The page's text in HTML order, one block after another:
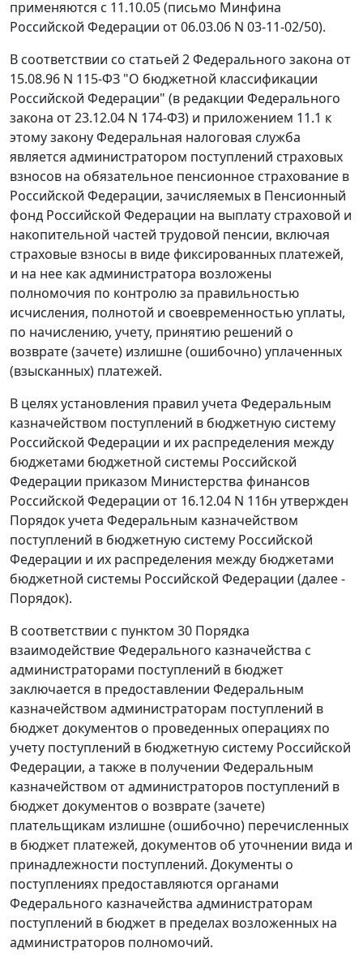
применяются с 11.10.05 (письмо Минфина
Российской Федерации от 06.03.06 N 03-11-02/50).
В соответствии со статьей 2Федерального закона от
15.08.96 N 115-ФЗ "О бюджетной классификации
Российской Федерации" (в редакции Федерального
закона от 23.12.04 N 174-ФЗ) и приложением 11.1 к
этому закону Федеральная налоговая служба
является администратором поступлений страховых
взносов на обязательное пенсионное страхование в
Российской Федерации, зачисляемых в Пенсионный
фонд Российской Федерации на выплату страховой и
накопительной частей трудовой пенсии, включая
страховые взносы в виде фиксированных платежей,
и на нее как администратора возложены
полномочия по контролю за правильностью
исчисления, полнотой и своевременностью уплаты,
по начислению, учету, принятию решений о
возврате (зачете) излишне (ошибочно) уплаченных
(взысканных) платежей.
В целях установления правил учета Федеральным
казначейством поступлений в бюджетную систему
Российской Федерации и их распределения между
бюджетами бюджетной системы Российской
Федерации приказом Министерства финансов
Российской Федерации от 16.12.04 N 116н утвержден
Порядокучета Федеральным казначейством
поступлений в бюджетную систему Российской
Федерации и их распределения между бюджетами
бюджетной системы Российской Федерации (далее -
Порядок).
В соответствии с пунктом 30 Порядка
взаимодействие Федерального казначейства с
администраторами поступлений в бюджет
заключается в предоставлении Федеральным
казначейством администраторам поступлений в
бюджет документов о проведенных операциях по
учету поступлений в бюджетную систему Российской
Федерации, а также в получении Федеральным
казначейством от администраторов поступлений в
бюджет документов о возврате (зачете)
плательщикам излишне (ошибочно) перечисленных
в бюджет платежей, документов об уточнении вида и
принадлежности поступлений. Документы о
поступлениях предоставляются органами
Федерального казначейства администраторам
поступлений в бюджет в пределах возложенных на
администраторов полномочий.